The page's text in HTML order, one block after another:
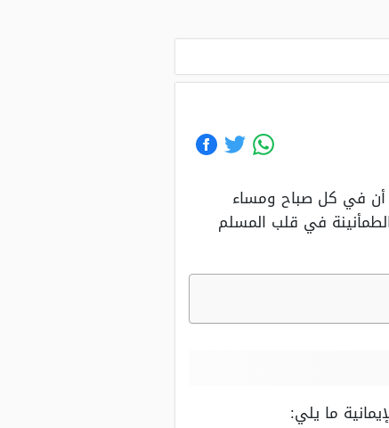
أن في كل صباح ومساء
في قلب المسلم
ما يلي: